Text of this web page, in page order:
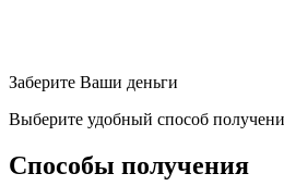
Заберите Ваши деньги
Выберите удобный способ
Способы получения